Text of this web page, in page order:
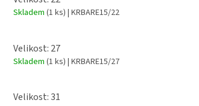
Skladem (1 ks) | KRBARE15/22
Velikost: 27
Skladem (1 ks) | KRBARE15/27
Velikost: 31